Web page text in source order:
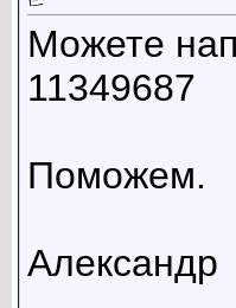
Можете
11349687
Поможем.
Александр